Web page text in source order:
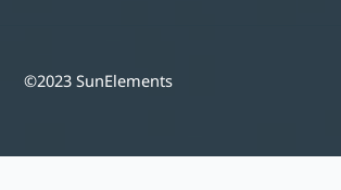
©2023 SunElements